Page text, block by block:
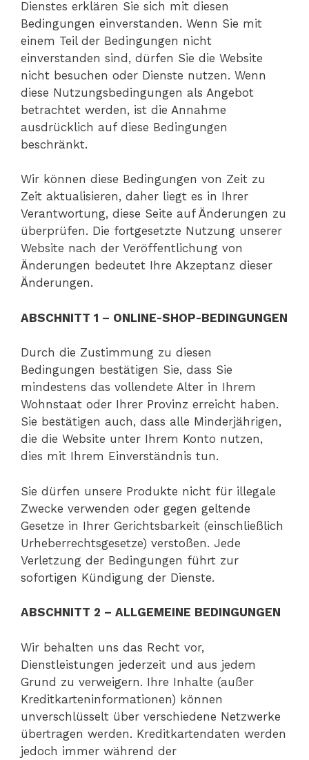
Dienstes erklären Sie sich mit diesen
Bedingungen einverstanden. Wenn Sie mit
einem Teil der Bedingungen nicht
einverstanden sind, dürfen Sie die Website
nicht besuchen oder Dienste nutzen. Wenn
diese Nutzungsbedingungen als Angebot
betrachtet werden, ist die Annahme
ausdrücklich auf diese Bedingungen
beschränkt.
Wir können diese Bedingungen von Zeit zu
Zeit aktualisieren, daher liegt es in Ihrer
Verantwortung, diese Seite auf Änderungen zu
überprüfen. Die fortgesetzte Nutzung unserer
Website nach der Veröffentlichung von
Änderungen bedeutet Ihre Akzeptanz dieser
Änderungen.
ABSCHNITT 1 – ONLINE-SHOP-BEDINGUNGEN
Durch die Zustimmung zu diesen
Bedingungen bestätigen Sie, dass Sie
mindestens das vollendete Alter in Ihrem
Wohnstaat oder Ihrer Provinz erreicht haben.
Sie bestätigen auch, dass alle Minderjährigen,
die die Website unter Ihrem Konto nutzen,
dies mit Ihrem Einverständnis tun.
Sie dürfen unsere Produkte nicht für illegale
Zwecke verwenden oder gegen geltende
Gesetze in Ihrer Gerichtsbarkeit (einschließlich
Urheberrechtsgesetze) verstoßen. Jede
Verletzung der Bedingungen führt zur
sofortigen Kündigung der Dienste.
ABSCHNITT 2 – ALLGEMEINE BEDINGUNGEN
Wir behalten uns das Recht vor,
Dienstleistungen jederzeit und aus jedem
Grund zu verweigern. Ihre Inhalte (außer
Kreditkarteninformationen) können
unverschlüsselt über verschiedene Netzwerke
übertragen werden. Kreditkartendaten werden
jedoch immer während der